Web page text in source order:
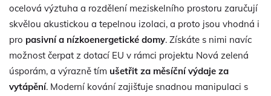
ocelová výztuha a rozdělení meziskelního prostoru zaručují
skvělou akustickou a tepelnou izolaci, a proto jsou vhodná i
pro pasivní a nízkoenergetické domy. Získáte s nimi navíc
možnost čerpat z dotací EU v rámci projektu Nová zelená
úsporám, a výrazně tím ušetřit za měsíční výdaje za
vytápění. Moderní kování zajišťuje snadnou manipulaci s